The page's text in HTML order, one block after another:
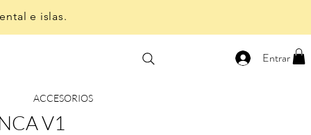
e islas.
Entrar
ACCESORIOS
V1